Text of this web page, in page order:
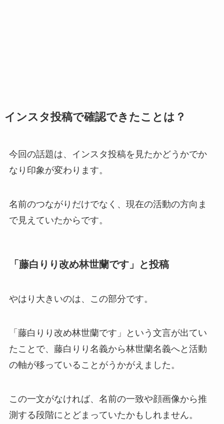
インスタ投稿で確認できたことは？
今回の話題は、インスタ投稿を見たかどうかでか
なり印象が変わります。
名前のつながりだけでなく、現在の活動の方向ま
で見えていたからです。
「藤白りり改め林世蘭です」と投稿
やはり大きいのは、この部分です。
「藤白りり改め林世蘭です」という文言が出てい
たことで、藤白りり名義から林世蘭名義へと活動
の軸が移っていることがうかがえました。
この一文がなければ、名前の一致や顔画像から推
測する段階にとどまっていたかもしれません。